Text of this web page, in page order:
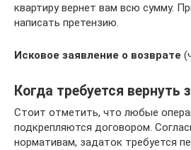
квартиру вернет вам всю сумму.
написать претензию.
Исковое заявление о возврате
Когда требуется вернуть
Стоит отметить, что любые
подкрепляются договором.
нормативам, задаток требуется